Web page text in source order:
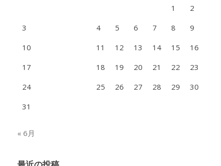
1
2
3
4 5 6 7 8
9
10
11 12 13 14 15
16
17
18 19 20 21 22
23
24
25 26 27 28 29
30
31
« 6月